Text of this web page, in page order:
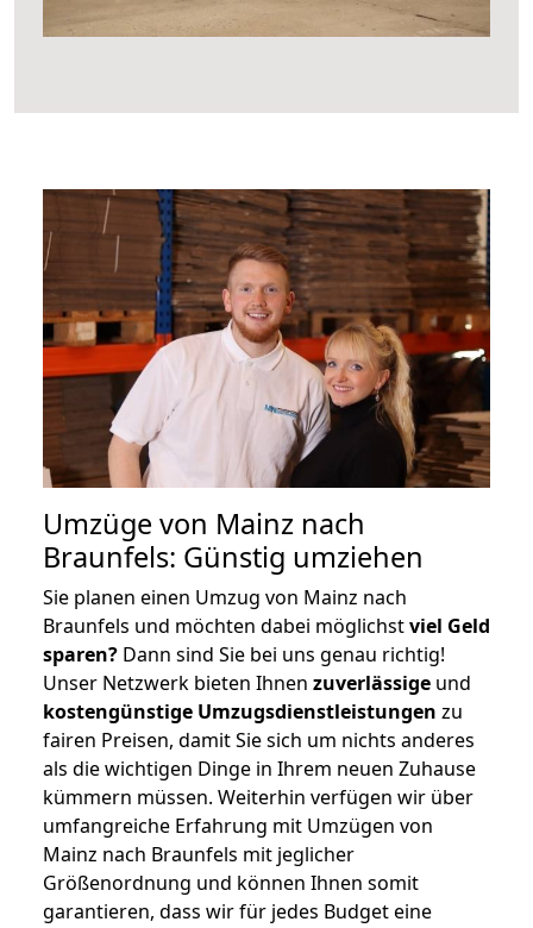
Umzüge von Mainz nach
Braunfels: Günstig umziehen
Sie planen einen Umzug von Mainz nach
Braunfels und möchten dabei möglichstviel Geld
sparen? Dann sind Sie bei uns genau richtig!
Unser Netzwerk bieten Ihnen zuverlässige und
kostengünstige Umzugsdienstleistungen zu
fairen Preisen, damit Sie sich um nichts anderes
als die wichtigen Dinge in Ihrem neuen Zuhause
kümmern müssen. Weiterhin verfügen wir über
umfangreiche Erfahrung mit Umzügen von
Mainz nach Braunfels mit jeglicher
Größenordnung und können Ihnen somit
garantieren, dass wir für jedes Budget eine